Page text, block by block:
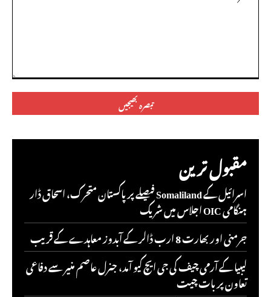
تبصرہ:
مقبول ترین
اسرائیل کے Somaliland فیصلے پر پاکستان متحرک، اسحاق ڈار
ہنگامی OIC اجلاس میں شریک
جرمنی اور بھارت 8 ارب ڈالر کے آبدوز معاہدے کے قریب
لیبیا کے آرمی چیف کی جی ایچ کیو آمد، جنرل عاصم منیر سے دفاعی
تعاون پر بات چیت